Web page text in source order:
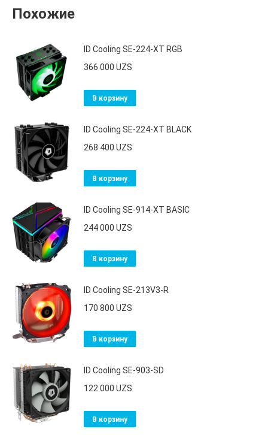
Похожие
ID Cooling SE-224-XT RGB
366 000 UZS
В корзину
ID Cooling SE-224-XT BLACK
268 400 UZS
В корзину
ID Cooling SE-914-XT BASIC
244 000 UZS
В корзину
ID Cooling SE-213V3-R
170 800 UZS
В корзину
ID Cooling SE-903-SD
122 000 UZS
В корзину